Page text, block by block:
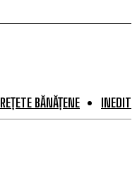
REȚETE BĂNĂȚENE INEDIT